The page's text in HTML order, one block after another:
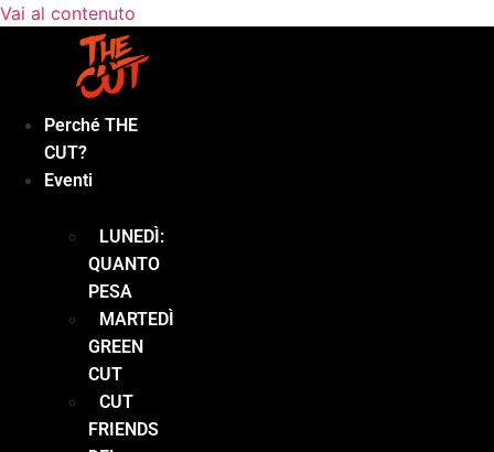
Vai al contenuto
Perché THE
CUT?
Eventi
LUNEDÌ:
QUANTO
PESA
MARTEDÌ
GREEN
CUT
CUT
FRIENDS